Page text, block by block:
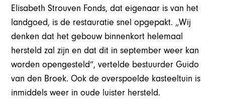
Elisabeth Strouven Fonds, dat eigenaar is van het
landgoed, is de restauratie snel opgepakt. „Wij
denken dat het gebouw binnenkort helemaal
hersteld zal zijn en dat dit in september weer kan
worden opengesteld”, vertelde bestuurder Guido
van den Broek. Ook de overspoelde kasteeltuin is
inmiddels weer in oude luister hersteld.